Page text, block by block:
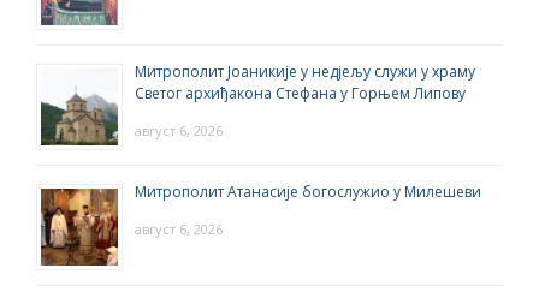
Митрополит Јоаникије у недјељу служи у храму
Светог архиђакона Стефана у Горњем Липову
август 6, 2026
Митрополит Атанасије богослужио у Милешеви
август 6, 2026